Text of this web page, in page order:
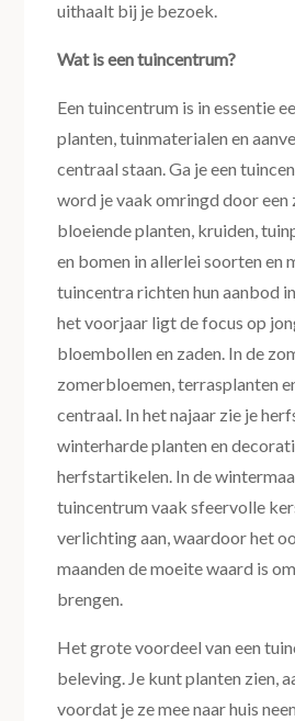
uithaalt bij je bezoek.
Wat is een tuincentrum?
Een tuincentrum is in essentie
planten, tuinmaterialen en
centraal staan. Ga je een
word je vaak omringd door een
bloeiende planten, kruiden,
en bomen in allerlei soorten en
tuincentra richten hun aanbod
het voorjaar ligt de focus op
bloembollen en zaden. In de
zomerbloemen, terrasplanten
centraal. In het najaar zie je
winterharde planten en
herfstartikelen. In de
tuincentrum vaak sfeervolle
verlichting aan, waardoor het
maanden de moeite waard is
brengen.
Het grote voordeel van een
beleving. Je kunt planten zien,
voordat je ze mee naar huis